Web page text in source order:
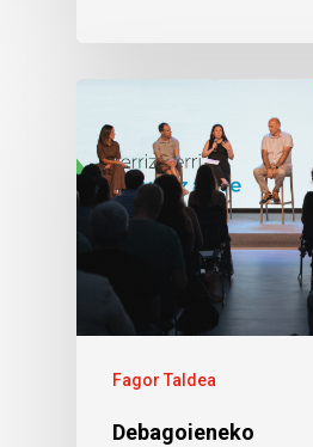
Fagor Taldea
Debagoieneko